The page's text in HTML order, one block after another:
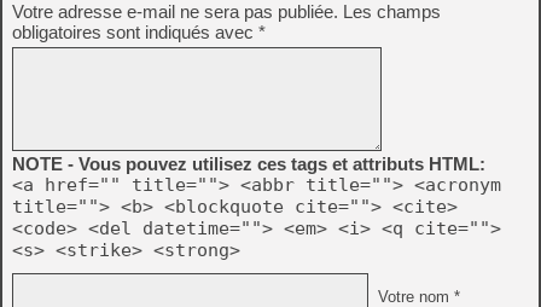
Votre adresse e-mail ne sera pas publiée. Les champs
obligatoires sont indiqués avec *
NOTE - Vous pouvez utilisez ces tags et attributs HTML:
<a href="" title=""> <abbr title=""> <acronym
title=""> <b> <blockquote cite=""> <cite>
<code> <del datetime=""> <em> <i> <q cite="">
<s> <strike> <strong>
Votre nom *